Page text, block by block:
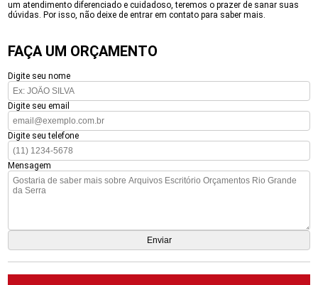
um atendimento diferenciado e cuidadoso, teremos o prazer de sanar suas
dúvidas. Por isso, não deixe de entrar em contato para saber mais.
FAÇA UM ORÇAMENTO
Digite seu nome
Digite seu email
Digite seu telefone
Mensagem